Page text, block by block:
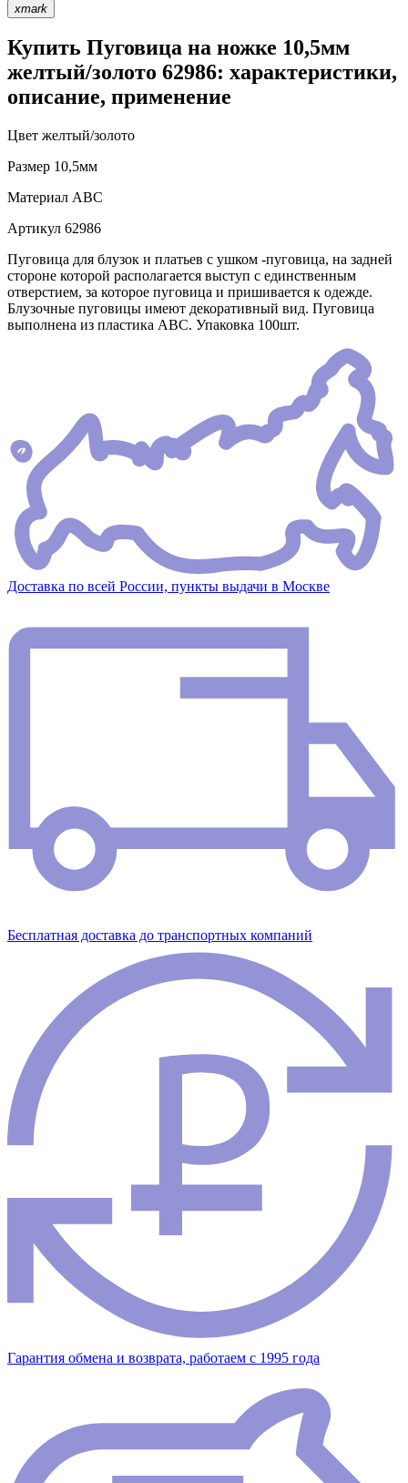
xmark
Купить Пуговица на ножке 10,5мм
желтый/золото 62986: характеристики,
описание, применение
Цвет желтый/золото
Размер 10,5мм
Материал АВС
Артикул 62986
Пуговица для блузок и платьев с ушком -пуговица, на задней
стороне которой располагается выступ с единственным
отверстием, за которое пуговица и пришивается к одежде.
Блузочные пуговицы имеют декоративный вид. Пуговица
выполнена из пластика АВС. Упаковка 100шт.
Доставка по всей России, пункты выдачи в Москве
Бесплатная доставка до транспортных компаний
Гарантия обмена и возврата, работаем с 1995 года